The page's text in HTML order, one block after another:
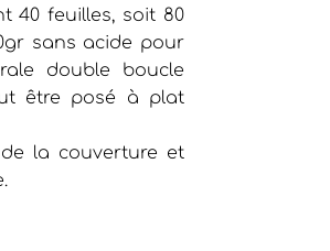
40 feuilles, soit 80
sans acide pour
double boucle
être posé à plat
la couverture et